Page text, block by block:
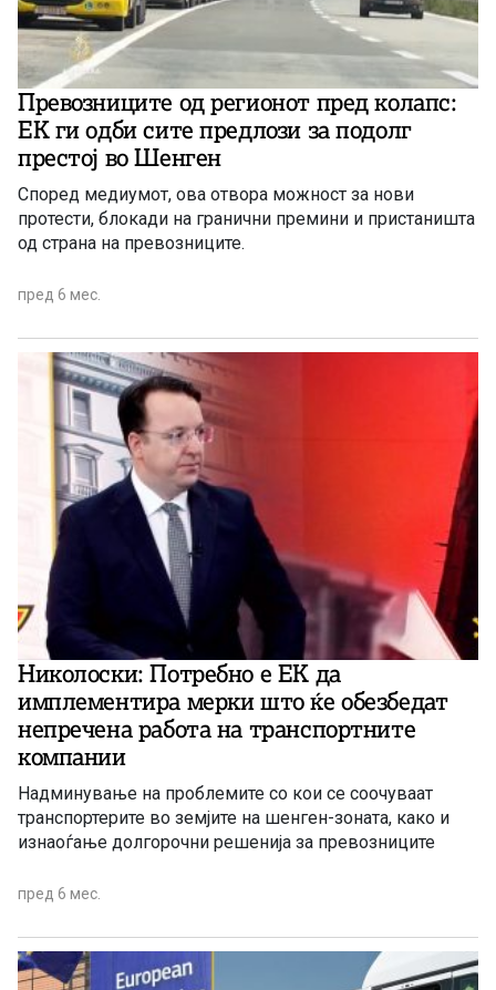
Превозниците од регионот пред колапс:
ЕК ги одби сите предлози за подолг
престој во Шенген
Според медиумот, ова отвора можност за нови
протести, блокади на гранични премини и пристаништа
од страна на превозниците.
пред 6 мес.
Николоски: Потребно е ЕК да
имплементира мерки што ќе обезбедат
непречена работа на транспортните
компании
Надминување на проблемите со кои се соочуваат
транспортерите во земјите на шенген-зоната, како и
изнаоѓање долгорочни решенија за превозниците
пред 6 мес.